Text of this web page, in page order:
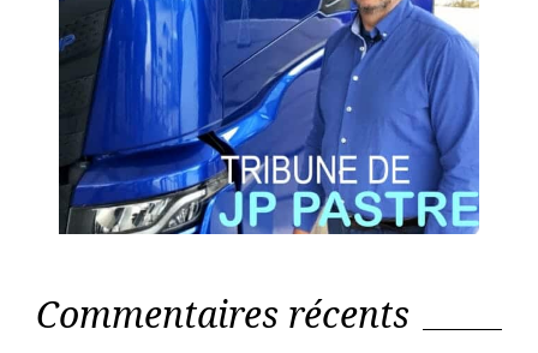
Commentaires récents